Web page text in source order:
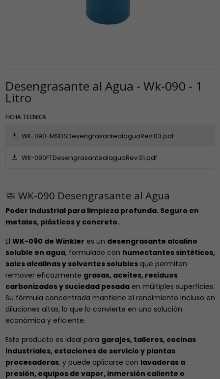
Desengrasante al Agua - Wk-090 - 1
Litro
FICHA TECNICA
WK-090-MSDSDesengrasantealaguaRev.03.pdf
WK-090FTDesengrasantealaguaRev.01.pdf
🧼 WK-090 Desengrasante al Agua
Poder industrial para limpieza profunda. Seguro en
metales, plásticos y concreto.
El WK-090 de Winkler es un desengrasante alcalino
soluble en agua, formulado con humectantes sintéticos,
sales alcalinas y solventes solublesque permiten
remover eficazmente grasas, aceites, residuos
carbonizados y suciedad pesadaen múltiples superficies.
Su fórmula concentrada mantiene el rendimiento incluso en
diluciones altas, lo que lo convierte en una solución
económica y eficiente.
Este producto es ideal para garajes, talleres, cocinas
industriales, estaciones de servicio y plantas
procesadoras, y puede aplicarse con lavadoras a
presión, equipos de vapor, inmersión caliente o